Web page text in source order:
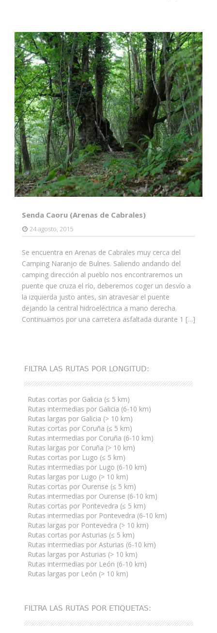
Senda Caoru (Arenas de Cabrales)
24 agosto, 2015
Se encuentra en Arenas de Cabrales muy cerca del
Camping Naranjo de Bulnes. Saliendo andando del
camping dirección al pueblo nos encontraremos un
puente que cruza el río, deberemos coger un desvío a
la izquierda justo antes, sin atravesar el puente
dejando la central hidroeléctrica a mano derecha.
Continuamos por una carretera asfaltada durante 1 […]
FILTRA LAS RUTAS POR LONGITUD:
Rutas cortas por Galicia (≤ 5 km)
Rutas intermedias por Galicia (6-10 km)
Rutas largas por Galicia (> 10 km)
Rutas cortas por Coruña (≤ 5 km)
Rutas intermedias por Coruña (6-10 km)
Rutas largas por Coruña (> 10 km)
Rutas cortas por Lugo (≤ 5 km)
Rutas intermedias por Lugo (6-10 km)
Rutas largas por Lugo (> 10 km)
Rutas cortas por Ourense (≤ 5 km)
Rutas intermedias por Ourense (6-10 km)
Rutas cortas por Pontevedra (≤ 5 km)
Rutas intermedias por Pontevedra (6-10 km)
Rutas largas por Pontevedra (> 10 km)
Rutas cortas por Asturias (≤ 5 km)
Rutas intermedias por Asturias (6-10 km)
Rutas largas por Asturias (> 10 km)
Rutas intermedias por León (6-10 km)
Rutas largas por León (> 10 km)
FILTRA LAS RUTAS POR ETIQUETAS: